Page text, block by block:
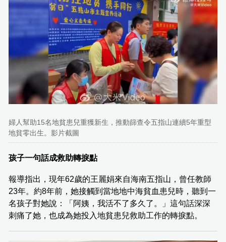
婦人幫助15名地貧患兒重獲新生，推動篩查令五指山連續5年重型
地貧零出生。影片截圖
孩子一句話成救助轉捩點
報導指出，現年62歲的王麗娟來自海南五指山，曾任教師
23年。約8年前，她接觸到當地地中海貧血患兒時，聽到一
名孩子對她說：「阿姨，我活不了多久了。」這句話深深
刺痛了她，也成為她投入地貧患兒救助工作的轉捩點。